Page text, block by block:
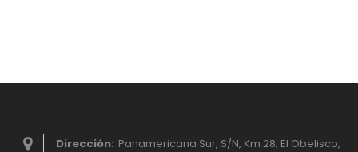
Dirección: Panamericana Sur, S/N, Km 28, El Obelisco,